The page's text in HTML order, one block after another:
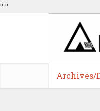
" "
Archives/